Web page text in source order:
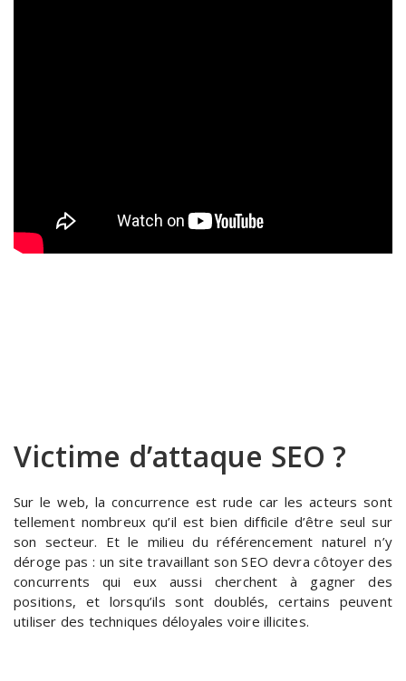
Victime d’attaque SEO ?
Sur le web, la concurrence est rude car les acteurs sont
tellement nombreux qu’il est bien difficile d’être seul sur
son secteur. Et le milieu du référencement naturel n’y
déroge pas : un site travaillant son SEO devra côtoyer des
concurrents qui eux aussi cherchent à gagner des
positions, et lorsqu’ils sont doublés, certains peuvent
utiliser des techniques déloyales voire illicites.